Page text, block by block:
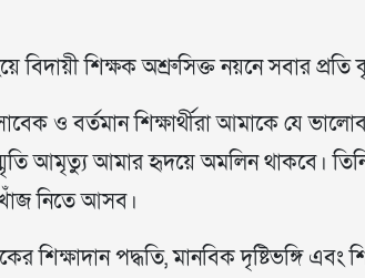
শিক্ষক অশ্রুসিক্ত নয়নে সবার প্রতি
ও বর্তমান শিক্ষার্থীরা আমাকে যে
আমৃত্যু আমার হৃদয়ে অমলিন থাকবে।
নিতে আসব।
পদ্ধতি, মানবিক দৃষ্টিভঙ্গি এবং